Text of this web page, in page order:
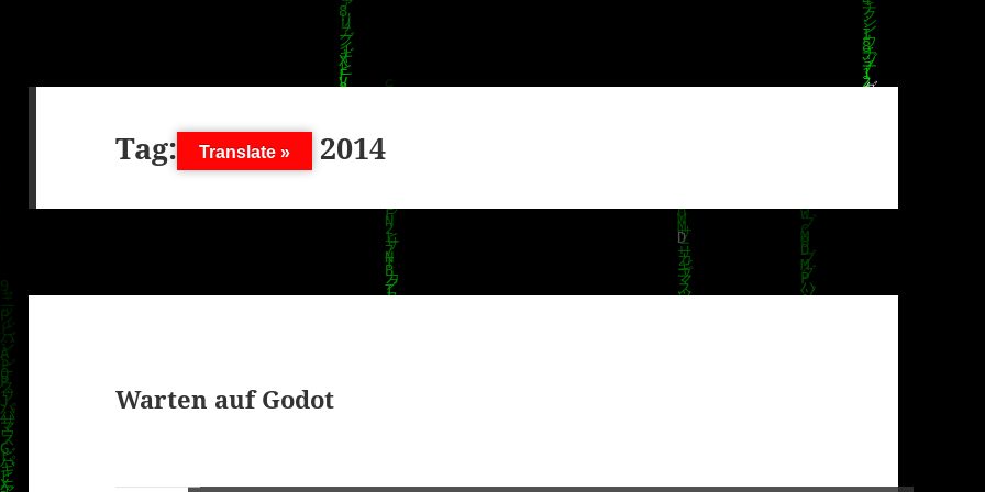
Tag: 13. April 2014
Warten auf Godot
Translate »